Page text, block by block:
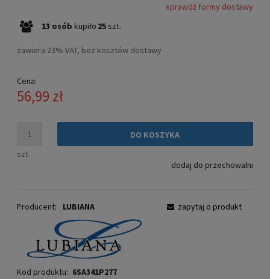
Cena nie zawiera ewentualnych kosztów płatności
sprawdź formy dostawy
13 osób kupiło 25 szt.
zawiera 23% VAT, bez kosztów dostawy
Cena:
56,99 zł
szt.
DO KOSZYKA
dodaj do przechowalni
Producent: LUBIANA
Kod produktu: 6SA341P277
zapytaj o produkt